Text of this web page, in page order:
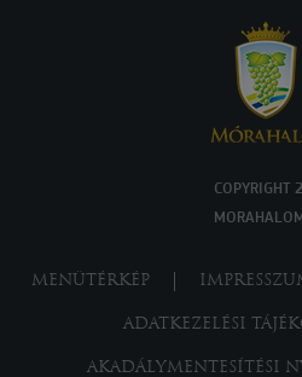
COPYRIGHT
MENÜTÉRKÉP
ADATKEZELÉSI
AKADÁLYMENTESÍTÉSI